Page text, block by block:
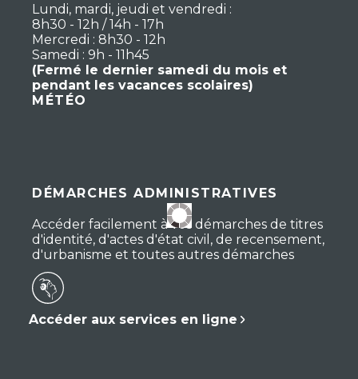
Lundi, mardi, jeudi et vendredi :
8h30 - 12h / 14h - 17h
Mercredi : 8h30 - 12h
Samedi : 9h - 11h45
(Fermé le dernier samedi du mois et
pendant les vacances scolaires)
MÉTÉO
DÉMARCHES ADMINISTRATIVES
Accéder facilement à vos démarches de titres
d'identité, d'actes d'état civil, de recensement,
d'urbanisme et toutes autres démarches
Accéder aux services en ligne